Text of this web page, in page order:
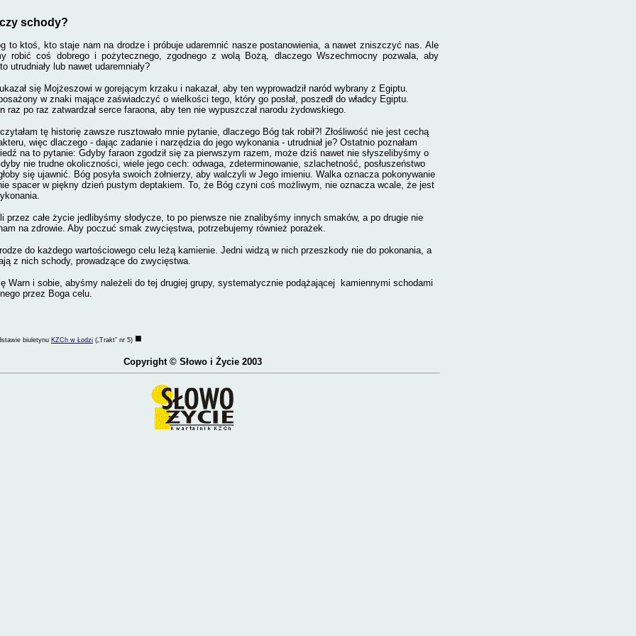
schody?
kto staje nam na drodze i próbuje udaremnić nasze postanowienia, a nawet zniszczyć nas. Ale
robić coś dobrego i pożytecznego, zgodnego z wolą Bożą, dlaczego Wszechmocny pozwala, aby
utrudniały lub nawet udaremniały?
się Mojżeszowi w gorejącym krzaku i nakazał, aby ten wyprowadził naród wybrany z Egiptu.
w znaki mające zaświadczyć o wielkości tego, który go posłał, poszedł do władcy Egiptu.
raz po raz zatwardzał serce faraona, aby ten nie wypuszczał narodu żydowskiego.
tę historię zawsze rusztowało mnie pytanie, dlaczego Bóg tak robił?! Złośliwość nie jest cechą
więc dlaczego - dając zadanie i narzędzia do jego wykonania - utrudniał je? Ostat­nio poznałam
na to pytanie: Gdyby faraon zgodził się za pierwszym razem, może dziś nawet nie słyszelibyśmy o
nie trudne okoliczności, wiele jego cech: odwaga, zdeterminowanie, szlachetność, posłuszeństwo
się ujawnić. Bóg posyła swoich żołnierzy, aby walczyli w Jego imieniu. Walka oznacza pokonywanie
spacer w piękny dzień pustym deptakiem. To, że Bóg czyni coś możliwym, nie oznacza wcale, że jest
przez całe życie jedlibyśmy słodycze, to po pierwsze nie znalibyśmy innych smaków, a po drugie nie
na zdrowie. Aby poczuć smak zwycięstwa, potrzebujemy również porażek.
do każdego wartościowego celu leżą kamienie. Jedni widzą w nich przeszkody nie do pokonania, a
z nich schody, prowadzące do zwycięstwa.
Warn i sobie, abyśmy należeli do tej drugiej grupy, systematycznie podążającej kamiennymi schodami
przez Boga celu.
biuletynu KZCh w Łodzi („Trakt” nr 5) ■
Copyright © Słowo i Życie 2003